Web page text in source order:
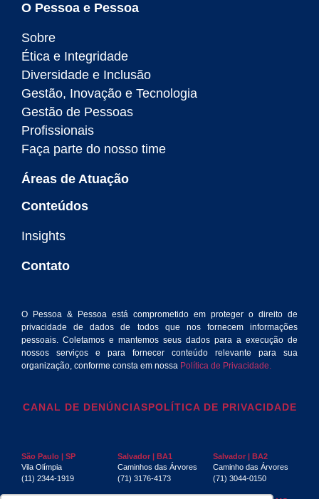
O Pessoa e Pessoa
Sobre
Ética e Integridade
Diversidade e Inclusão
Gestão, Inovação e Tecnologia
Gestão de Pessoas
Profissionais
Faça parte do nosso time
Áreas de Atuação
Conteúdos
Insights
Contato
O Pessoa & Pessoa está comprometido em proteger o direito de
privacidade de dados de todos que nos fornecem informações
pessoais. Coletamos e mantemos seus dados para a execução de
nossos serviços e para fornecer conteúdo relevante para sua
organização, conforme consta em nossa Política de Privacidade.
CANAL DE DENÚNCIASPOLÍTICA DE PRIVACIDADE
São Paulo | SP
Vila Olímpia
(11) 2344-1919
Salvador | BA1
Caminhos das Árvores
(71) 3176-4173
Salvador | BA2
Caminho das Árvores
(71) 3044-0150